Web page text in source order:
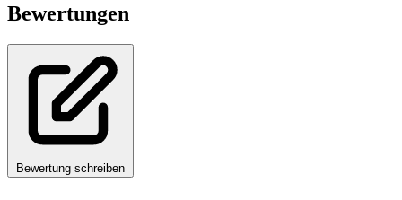
Bewertungen
Bewertung schreiben